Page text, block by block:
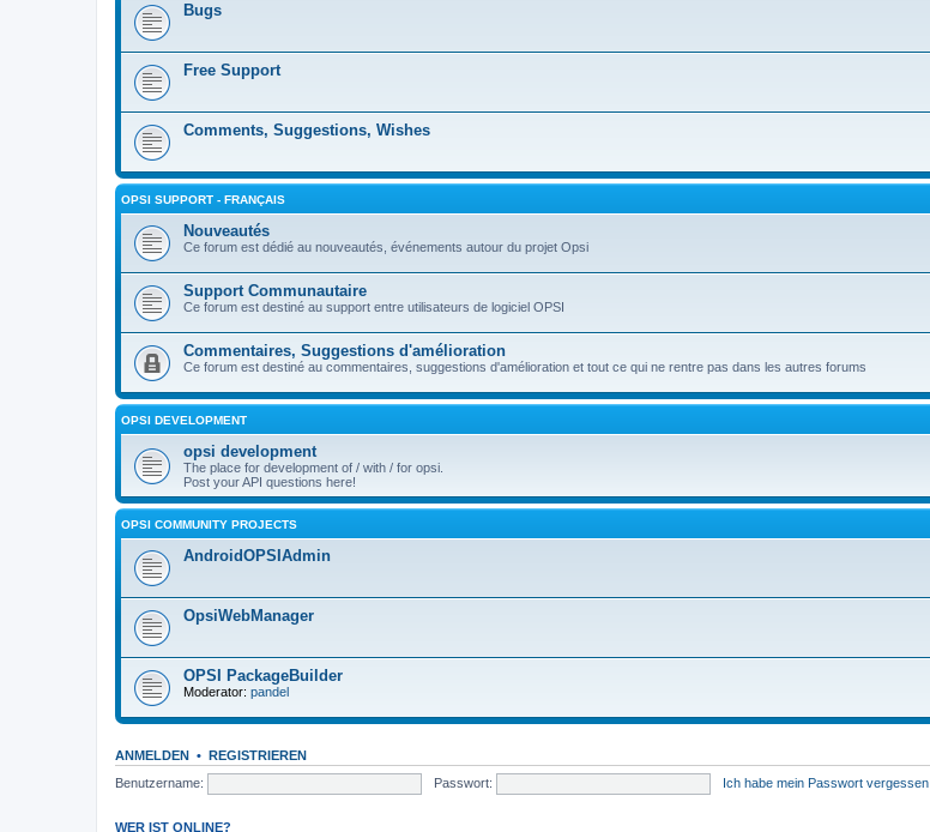
Bugs
Free Support
Comments, Suggestions, Wishes
OPSI SUPPORT - FRANÇAIS
Nouveautés
Ce forum est dédié au nouveautés, événements autour du projet Opsi
Support Communautaire
Ce forum est destiné au support entre utilisateurs de logiciel OPSI
Commentaires, Suggestions d'amélioration
Ce forum est destiné au commentaires, suggestions d'amélioration et tout ce qui ne rentre pas dans les autres forums
OPSI DEVELOPMENT
opsi development
The place for development of / with / for opsi.
Post your API questions here!
OPSI COMMUNITY PROJECTS
AndroidOPSIAdmin
OpsiWebManager
OPSI PackageBuilder
Moderator: pandel
ANMELDEN • REGISTRIEREN
Benutzername:
Passwort: Ich habe mein Passwort vergessen
WER IST ONLINE?